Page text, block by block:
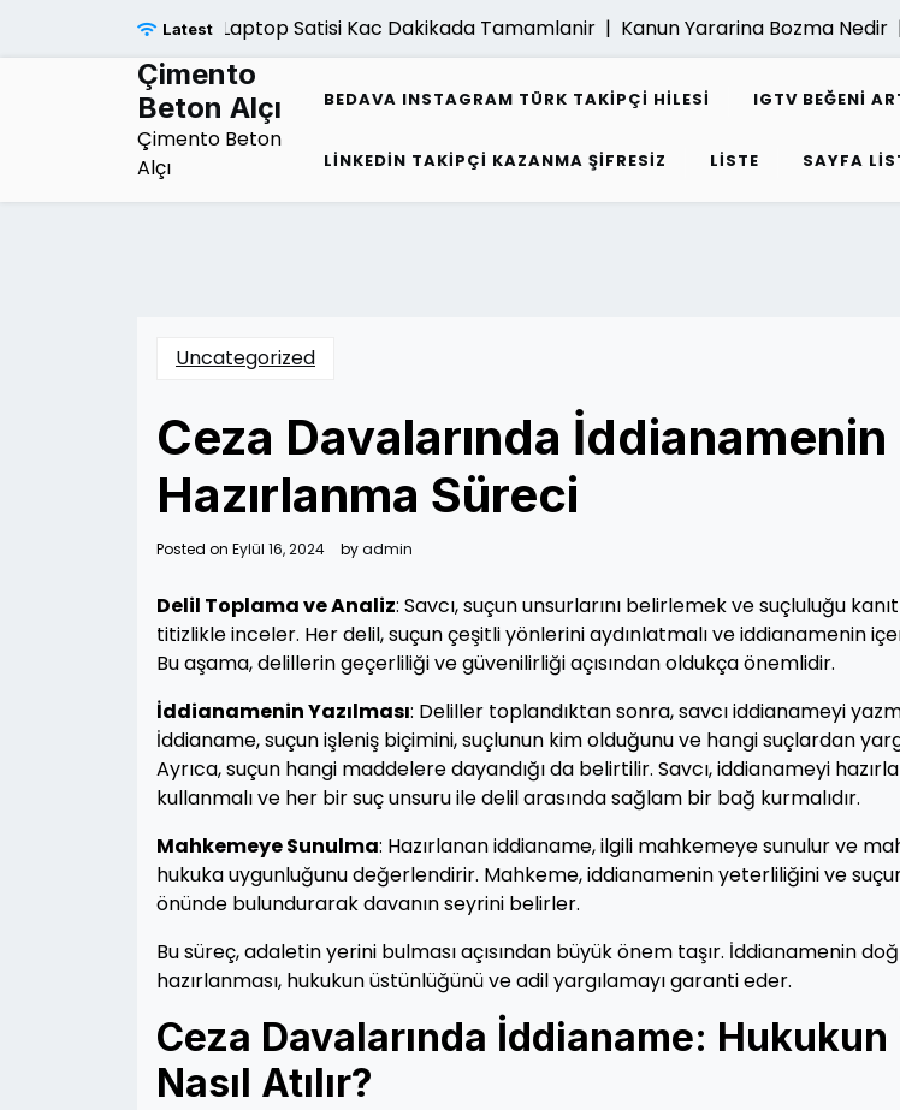
Latest
Laptop Satisi Kac Dakikada Tamamlanir |Kanun Yararina Bozma Nedir |E
Çimento
Beton Alçı
Çimento Beton
Alçı
BEDAVA INSTAGRAM TÜRK TAKIPÇI HILESI IGTV BEĞENI
LINKEDIN TAKIPÇI KAZANMA ŞIFRESIZ LISTE SAYFA
Uncategorized
Ceza Davalarında İddianamenin
Hazırlanma Süreci
Posted on Eylül 16, 2024 byadmin
Delil Toplama ve Analiz: Savcı, suçun unsurlarını belirlemek ve suçluluğu
titizlikle inceler. Her delil, suçun çeşitli yönlerini aydınlatmalı ve iddianamenin
Bu aşama, delillerin geçerliliği ve güvenilirliği açısından oldukça önemlidir.
İddianamenin Yazılması: Deliller toplandıktan sonra, savcı iddianameyi
İddianame, suçun işleniş biçimini, suçlunun kim olduğunu ve hangi suçlardan
Ayrıca, suçun hangi maddelere dayandığı da belirtilir. Savcı, iddianameyi
kullanmalı ve her bir suç unsuru ile delil arasında sağlam bir bağ kurmalıdır.
Mahkemeye Sunulma: Hazırlanan iddianame, ilgili mahkemeye sunulur ve
hukuka uygunluğunu değerlendirir. Mahkeme, iddianamenin yeterliliğini ve
önünde bulundurarak davanın seyrini belirler.
Bu süreç, adaletin yerini bulması açısından büyük önem taşır. İddianamenin
hazırlanması, hukukun üstünlüğünü ve adil yargılamayı garanti eder.
Ceza Davalarında İddianame: Hukukun
Nasıl Atılır?